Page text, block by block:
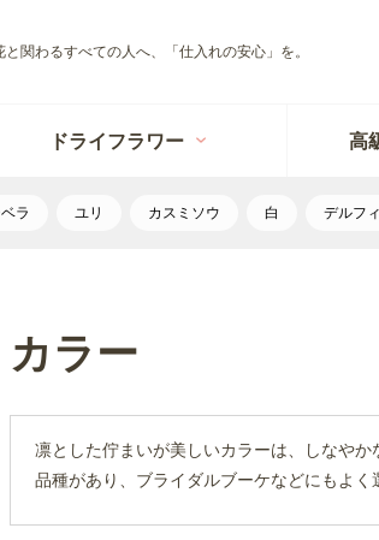
と関わるすべての人へ、「仕入れの安心」を。
ドライフラワー 高
ラ ユリ カスミソウ 白 デルフ
カラー
凛とした佇まいが美しいカラーは、しなや
品種があり、ブライダルブーケなどにもよ